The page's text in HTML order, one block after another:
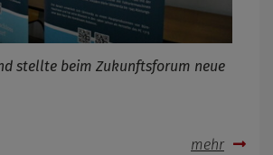
stellte beim Zukunftsforum neue
mehr